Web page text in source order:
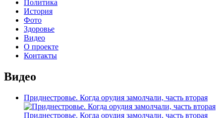
Политика
История
Фото
Здоровье
Видео
О проекте
Контакты
Видео
Приднестровье. Когда орудия замолчали, часть вторая
Приднестровье. Когда орудия замолчали, часть вторая